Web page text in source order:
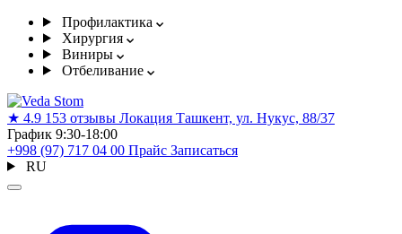
Профилактика
Хирургия
Виниры
Отбеливание
★ 4.9 153 отзывы Локация Ташкент, ул. Нукус, 88/37
График 9:30-18:00
+998 (97) 717 04 00 Прайс Записаться
RU